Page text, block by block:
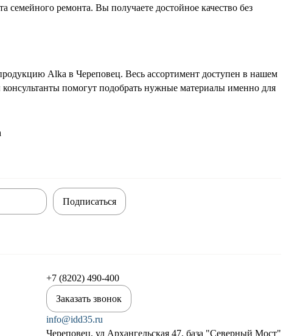
ремонта. Вы получаете достойное качество без
Alka в Череповец. Весь ассортимент доступен в нашем
помогут подобрать нужные материалы именно для
Подписаться
+7 (8202) 490-400
Заказать звонок
info@idd35.ru
Череповец, ул Архангельская 47, база "Северный Мост"